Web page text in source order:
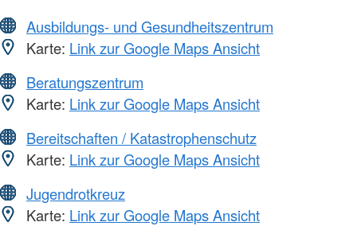
Ausbildungs- und Gesundheitszentrum
Karte: Link zur Google Maps Ansicht
Beratungszentrum
Karte: Link zur Google Maps Ansicht
Bereitschaften / Katastrophenschutz
Karte: Link zur Google Maps Ansicht
Jugendrotkreuz
Karte: Link zur Google Maps Ansicht